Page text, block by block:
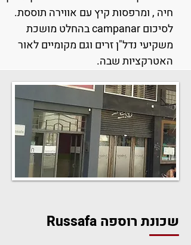
חיה , ומרפסות קיץ עם אווירה תוססת.
לסיכום campanar בהחלט מושכת
משקיעי נדל"ן זרים וגם מקומיים לאור
האטרקציות שבה.
שכונת רוספה Russafa